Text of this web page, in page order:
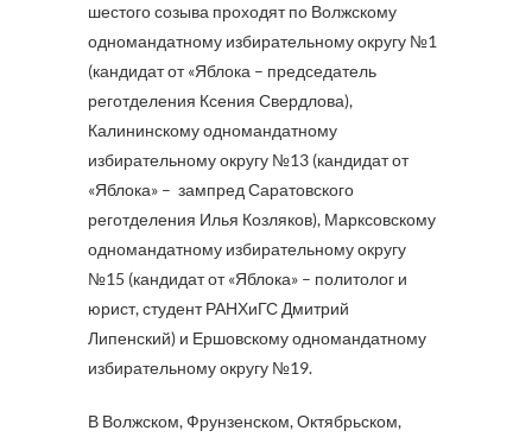
шестого созыва проходят по Волжскому
одномандатному избирательному округу №1
(кандидат от «Яблока – председатель
реготделения Ксения Свердлова),
Калининскому одномандатному
избирательному округу №13 (кандидат от
«Яблока» – зампред Саратовского
реготделения Илья Козляков), Марксовскому
одномандатному избирательному округу
№15 (кандидат от «Яблока» – политолог и
юрист, студент РАНХиГС Дмитрий
Липенский) и Ершовскому одномандатному
избирательному округу №19.
В Волжском, Фрунзенском, Октябрьском,